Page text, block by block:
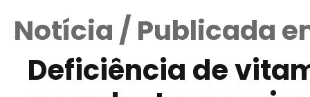
Notícia / Publicada
Deficiência de